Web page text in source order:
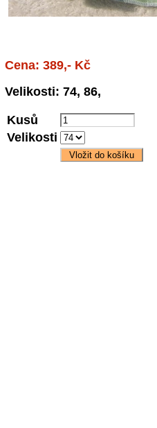
Cena: 389,- Kč
Velikosti: 74, 86,
Kusů
Velikosti